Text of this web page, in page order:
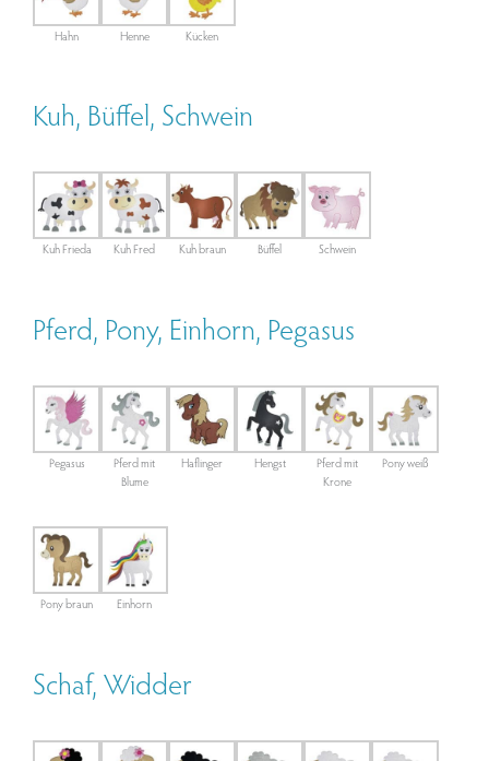
Hahn Henne Kücken
Kuh, Büffel, Schwein
Kuh Frieda Kuh Fred Kuh braun Büffel Schwein
Pferd, Pony, Einhorn, Pegasus
Pegasus
Pferd mit
Blume
Haflinger Hengst
Pferd mit
Krone
Pony weiß
Pony braun Einhorn
Schaf, Widder